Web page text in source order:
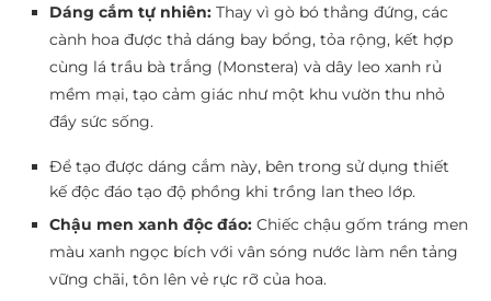
Dáng cắm tự nhiên: Thay vì gò bó thẳng đứng, các
cành hoa được thả dáng bay bổng, tỏa rộng, kết hợp
cùng lá trầu bà trắng (Monstera) và dây leo xanh rủ
mềm mại, tạo cảm giác như một khu vườn thu nhỏ
đầy sức sống.
Để tạo được dáng cắm này, bên trong sử dụng thiết
kế độc đáo tạo độ phồng khi trồng lan theo lớp.
Chậu men xanh độc đáo: Chiếc chậu gốm tráng men
màu xanh ngọc bích với vân sóng nước làm nền tảng
vững chãi, tôn lên vẻ rực rỡ của hoa.